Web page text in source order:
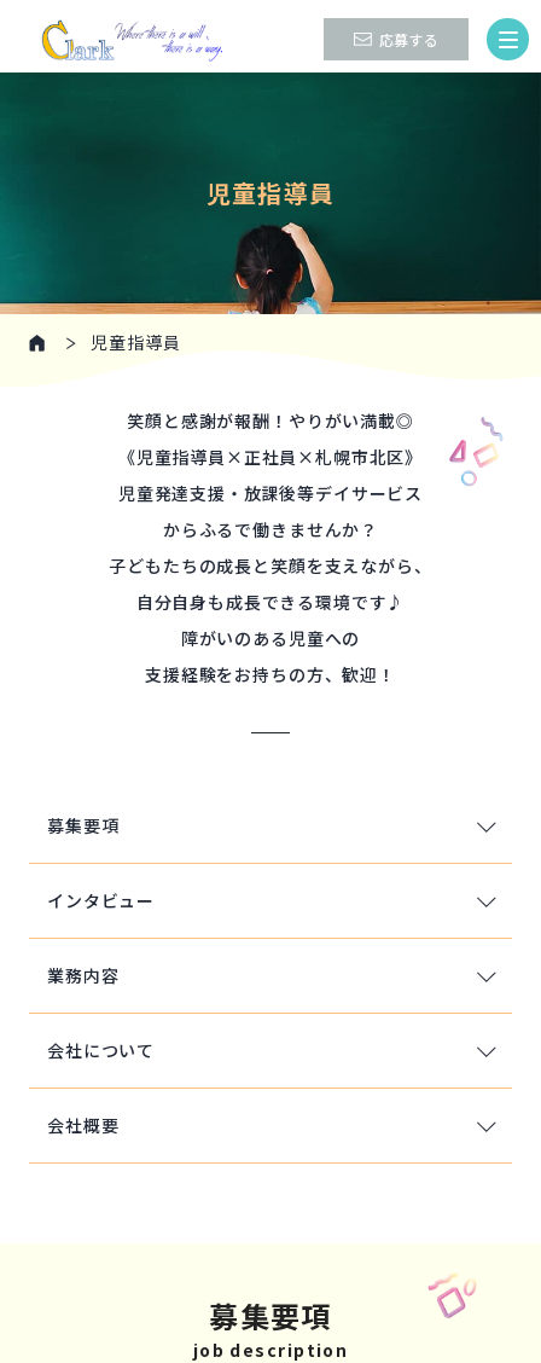
応募する
児童指導員
児童指導員
笑顔と感謝が報酬！やりがい満載◎
《児童指導員×正社員×札幌市北区》
児童発達支援・放課後等デイサービス
からふるで働きませんか？
子どもたちの成長と笑顔を支えながら、
自分自身も成長できる環境です♪
障がいのある児童への
支援経験をお持ちの方、歓迎！
募集要項
インタビュー
業務内容
会社について
会社概要
募集要項
job description